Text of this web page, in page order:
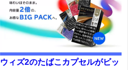
ウィズ2のたばこカプセルがビッ